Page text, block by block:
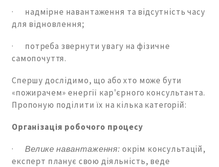
· надмірне навантаження та відсутність часу
для відновлення;
· потреба звернути увагу на фізичне
самопочуття.
Спершу дослідимо, що або хто може бути
«пожирачем» енергії кар'єрного консультанта.
Пропоную поділити їх на кілька категорій:
Організація робочого процесу
· Велике навантаження: окрім консультацій,
експерт планує свою діяльність, веде